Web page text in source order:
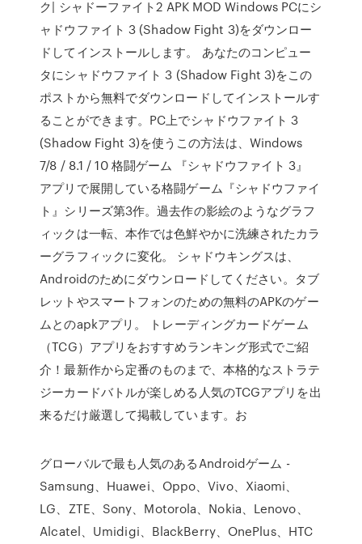
ク| シャドーファイト2 APK MOD Windows PCにシ
ャドウファイト 3 (Shadow Fight 3)をダウンロー
ドしてインストールします。 あなたのコンピュー
タにシャドウファイト 3 (Shadow Fight 3)をこの
ポストから無料でダウンロードしてインストールす
ることができます。PC上でシャドウファイト 3
(Shadow Fight 3)を使うこの方法は、Windows
7/8 / 8.1 / 10 格闘ゲーム 『シャドウファイト 3』
アプリで展開している格闘ゲーム『シャドウファイ
ト』シリーズ第3作。過去作の影絵のようなグラフ
ィックは一転、本作では色鮮やかに洗練されたカラ
ーグラフィックに変化。 シャドウキングスは、
Androidのためにダウンロードしてください。タブ
レットやスマートフォンのための無料のAPKのゲー
ムとのapkアプリ。 トレーディングカードゲーム
（TCG）アプリをおすすめランキング形式でご紹
介！最新作から定番のものまで、本格的なストラテ
ジーカードバトルが楽しめる人気のTCGアプリを出
来るだけ厳選して掲載しています。お
グローバルで最も人気のあるAndroidゲーム -
Samsung、Huawei、Oppo、Vivo、Xiaomi、
LG、ZTE、Sony、Motorola、Nokia、Lenovo、
Alcatel、Umidigi、BlackBerry、OnePlus、HTC